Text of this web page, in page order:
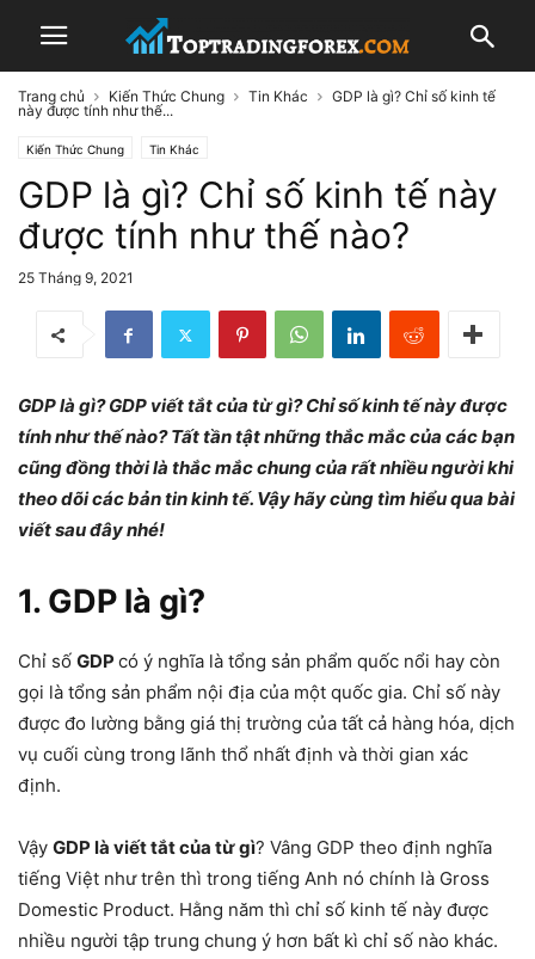
Trang chủ Kiến Thức Chung Tin Khác
GDP là gì? Chỉ số kinh tế
này được tính như thế...
Kiến Thức Chung Tin Khác
GDP là gì? Chỉ số kinh tế này
được tính như thế nào?
25 Tháng 9, 2021
GDP là gì? GDP viết tắt của từ gì? Chỉ số kinh tế này được
tính như thế nào? Tất tần tật những thắc mắc của các bạn
cũng đồng thời là thắc mắc chung của rất nhiều người khi
theo dõi các bản tin kinh tế. Vậy hãy cùng tìm hiểu qua bài
viết sau đây nhé!
1. GDP là gì?
Chỉ số GDP có ý nghĩa là tổng sản phẩm quốc nổi hay còn
gọi là tổng sản phẩm nội địa của một quốc gia. Chỉ số này
được đo lường bằng giá thị trường của tất cả hàng hóa, dịch
vụ cuối cùng trong lãnh thổ nhất định và thời gian xác
định.
Vậy GDP là viết tắt của từ gì? Vâng GDP theo định nghĩa
tiếng Việt như trên thì trong tiếng Anh nó chính là Gross
Domestic Product. Hằng năm thì chỉ số kinh tế này được
nhiều người tập trung chung ý hơn bất kì chỉ số nào khác.